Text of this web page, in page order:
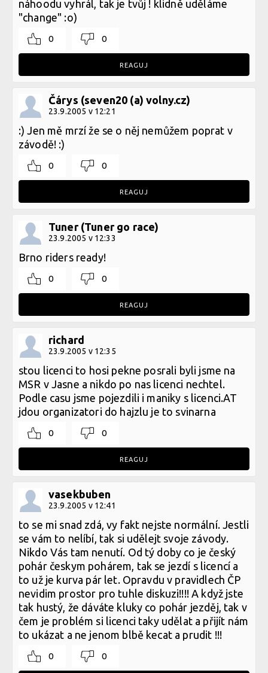
náhoodu vyhrál, tak je tvůj ! klidně uděláme
"change" :o)
0 0
REAGUJ
Čárys (seven20 (a) volny.cz)
23.9.2005 v 12:21
:) Jen mě mrzí že se o něj nemůžem poprat v
závodě! :)
0 0
REAGUJ
Tuner (Tuner go race)
23.9.2005 v 12:33
Brno riders ready!
0 0
REAGUJ
richard
23.9.2005 v 12:35
stou licenci to hosi pekne posrali byli jsme na
MSR v Jasne a nikdo po nas licenci nechtel.
Podle casu jsme pojezdili i maniky s licenci.AT
jdou organizatori do hajzlu je to svinarna
0 0
REAGUJ
vasekbuben
23.9.2005 v 12:41
to se mi snad zdá, vy fakt nejste normální. Jestli
se vám to nelíbí, tak si udělejt svoje závody.
Nikdo Vás tam nenutí. Od tý doby co je český
pohár českym pohárem, tak se jezdí s licencí a
to už je kurva pár let. Opravdu v pravidlech ČP
nevidim prostor pro tuhle diskuzi!!!! A když jste
tak hustý, že dáváte kluky co pohár jezděj, tak v
čem je problém si licenci taky udělat a přijít nám
to ukázat a ne jenom blbě kecat a prudit !!!
0 0